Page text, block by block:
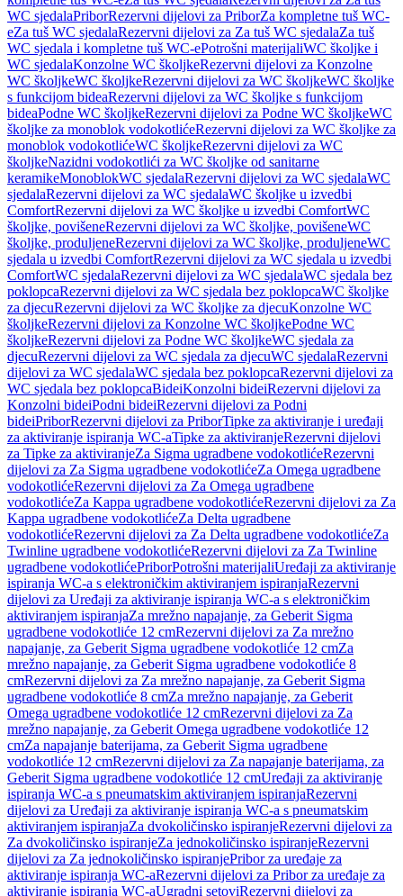
WC sjedalaPriborRezervni dijelovi za PriborZa kompletne tuš WC-
eZa tuš WC sjedalaRezervni dijelovi za Za tuš WC sjedalaZa tuš
WC sjedala i kompletne tuš WC-ePotrošni materijaliWC školjke i
WC sjedalaKonzolne WC školjkeRezervni dijelovi za Konzolne
WC školjkeWC školjkeRezervni dijelovi za WC školjkeWC školjke
s funkcijom bideaRezervni dijelovi za WC školjke s funkcijom
bideaPodne WC školjkeRezervni dijelovi za Podne WC školjkeWC
školjke za monoblok vodokotlićeRezervni dijelovi za WC školjke za
monoblok vodokotlićeWC školjkeRezervni dijelovi za WC
školjkeNazidni vodokotlići za WC školjke od sanitarne
keramikeMonoblokWC sjedalaRezervni dijelovi za WC sjedalaWC
sjedalaRezervni dijelovi za WC sjedalaWC školjke u izvedbi
ComfortRezervni dijelovi za WC školjke u izvedbi ComfortWC
školjke, povišeneRezervni dijelovi za WC školjke, povišeneWC
školjke, produljeneRezervni dijelovi za WC školjke, produljeneWC
sjedala u izvedbi ComfortRezervni dijelovi za WC sjedala u izvedbi
ComfortWC sjedalaRezervni dijelovi za WC sjedalaWC sjedala bez
poklopcaRezervni dijelovi za WC sjedala bez poklopcaWC školjke
za djecuRezervni dijelovi za WC školjke za djecuKonzolne WC
školjkeRezervni dijelovi za Konzolne WC školjkePodne WC
školjkeRezervni dijelovi za Podne WC školjkeWC sjedala za
djecuRezervni dijelovi za WC sjedala za djecuWC sjedalaRezervni
dijelovi za WC sjedalaWC sjedala bez poklopcaRezervni dijelovi za
WC sjedala bez poklopcaBideiKonzolni bideiRezervni dijelovi za
Konzolni bideiPodni bideiRezervni dijelovi za Podni
bideiPriborRezervni dijelovi za PriborTipke za aktiviranje i uređaji
za aktiviranje ispiranja WC-aTipke za aktiviranjeRezervni dijelovi
za Tipke za aktiviranjeZa Sigma ugradbene vodokotlićeRezervni
dijelovi za Za Sigma ugradbene vodokotlićeZa Omega ugradbene
vodokotlićeRezervni dijelovi za Za Omega ugradbene
vodokotlićeZa Kappa ugradbene vodokotlićeRezervni dijelovi za Za
Kappa ugradbene vodokotlićeZa Delta ugradbene
vodokotlićeRezervni dijelovi za Za Delta ugradbene vodokotlićeZa
Twinline ugradbene vodokotlićeRezervni dijelovi za Za Twinline
ugradbene vodokotlićePriborPotrošni materijaliUređaji za aktiviranje
ispiranja WC-a s elektroničkim aktiviranjem ispiranjaRezervni
dijelovi za Uređaji za aktiviranje ispiranja WC-a s elektroničkim
aktiviranjem ispiranjaZa mrežno napajanje, za Geberit Sigma
ugradbene vodokotliće 12 cmRezervni dijelovi za Za mrežno
napajanje, za Geberit Sigma ugradbene vodokotliće 12 cmZa
mrežno napajanje, za Geberit Sigma ugradbene vodokotliće 8
cmRezervni dijelovi za Za mrežno napajanje, za Geberit Sigma
ugradbene vodokotliće 8 cmZa mrežno napajanje, za Geberit
Omega ugradbene vodokotliće 12 cmRezervni dijelovi za Za
mrežno napajanje, za Geberit Omega ugradbene vodokotliće 12
cmZa napajanje baterijama, za Geberit Sigma ugradbene
vodokotliće 12 cmRezervni dijelovi za Za napajanje baterijama, za
Geberit Sigma ugradbene vodokotliće 12 cmUređaji za aktiviranje
ispiranja WC-a s pneumatskim aktiviranjem ispiranjaRezervni
dijelovi za Uređaji za aktiviranje ispiranja WC-a s pneumatskim
aktiviranjem ispiranjaZa dvokoličinsko ispiranjeRezervni dijelovi za
Za dvokoličinsko ispiranjeZa jednokoličinsko ispiranjeRezervni
dijelovi za Za jednokoličinsko ispiranjePribor za uređaje za
aktiviranje ispiranja WC-aRezervni dijelovi za Pribor za uređaje za
aktiviranje ispiranja WC-aUgradni setoviRezervni dijelovi za